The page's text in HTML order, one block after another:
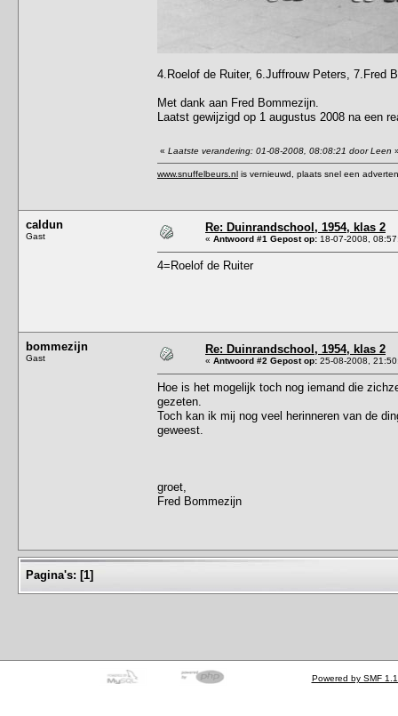
4.Roelof de Ruiter, 6.Juffrouw Peters, 7.Fred
Met dank aan Fred Bommezijn.
Laatst gewijzigd op 1 augustus 2008 na een
« Laatste verandering: 01-08-2008, 08:08:21 door Leen
www.snuffelbeurs.nl is vernieuwd, plaats snel een
caldun
Gast
Re: Duinrandschool, 1954, klas 2
« Antwoord #1 Gepost op: 18-07-2008,
4=Roelof de Ruiter
bommezijn
Gast
Re: Duinrandschool, 1954, klas 2
« Antwoord #2 Gepost op: 25-08-2008,
Hoe is het mogelijk toch nog iemand die
gezeten.
Toch kan ik mij nog veel herinneren van de
geweest.
groet,
Fred Bommezijn
Pagina's: [1]
Powered by SMF